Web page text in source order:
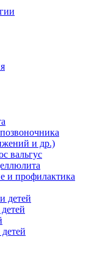
и др.)
вальгус
и профилактика
детей